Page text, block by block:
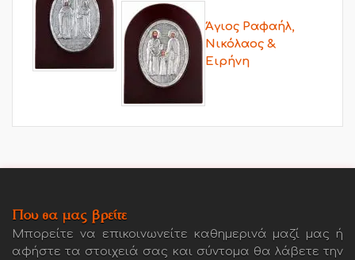
Άγιος Ραφαήλ,
Νικόλαος &
Ειρήνη
Που θα μας βρείτε
Μπορείτε να επικοινωνείτε καθημερινά μαζί μας ή
αφήστε τα στοιχειά σας και σύντομα θα λάβετε την